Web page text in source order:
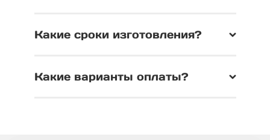
Какие сроки изготовления?
Какие варианты оплаты?